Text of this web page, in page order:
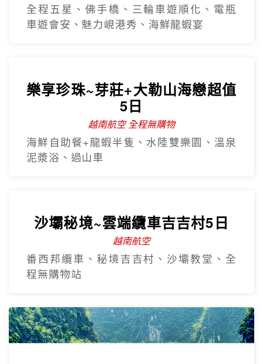
全程五星、佛手橋、三輪車遊順化、電瓶
車遊會安、魅力峴港秀、海鮮龍蝦宴
樂享珍珠~芽莊+大勒山海戀超值
5日
越南航空 全程無購物
海鮮自助餐+龍蝦半隻、水陸雙樂園、溫泉
泥漿浴、過山車
沙壩秘境~雲端纜車吉吉村5日
越南航空
番西邦纜車、秘境吉吉村、沙壩教堂、全
程無購物站